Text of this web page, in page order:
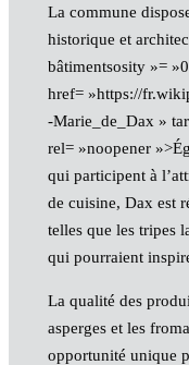
La commune
historique et
bâtimentsosity »=
href= »https://
-Marie_de_Dax »
rel= »noopener
qui participent à
de cuisine, Dax est
telles que les tripes
qui pourraient
La qualité des
asperges et les
opportunité unique